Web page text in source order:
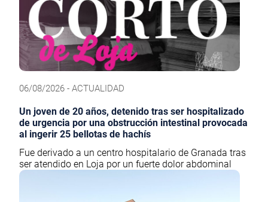
06/08/2026 - ACTUALIDAD
Un joven de 20 años, detenido tras ser hospitalizado
de urgencia por una obstrucción intestinal provocada
al ingerir 25 bellotas de hachís
Fue derivado a un centro hospitalario de Granada tras
ser atendido en Loja por un fuerte dolor abdominal